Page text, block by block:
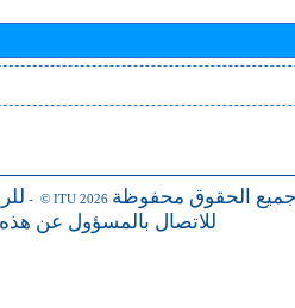
- © ITU 2026 جميع الحقوق محفوظة
للاتصال بالمسؤول عن